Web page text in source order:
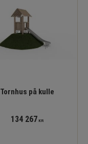
Tornhus på kulle
134 267 KR